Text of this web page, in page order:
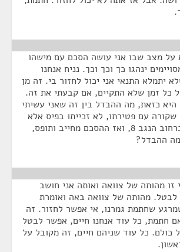
על מצב שבו אני עושה הסכם עם מישהו
ינהגו כך וכך וכך. נניח אנחנו
יתמלא התנאי אני יכול לחזור בי. זה מן
כל זמן שלא התקיים, אם קבעתי את זה.
כזאת, מה ההבדל בין זה שאני עשיתי
עם פטירתו, לא זכייתו בפיס אלא
פטירתו של השכן ברחוב הנגב 8, ואז ההסכם מחייב ותופס,
מה ההבדל?
זו מהותה של צוואה ואותה אני חושב
לבטל. מהותה של צוואה באה ואומרת
שחתמת גמרנו, אי אפשר לחזור. זה
חתמת, כל עוד אנחנו חיים, אפשר לבטל
כולם. כל עוד שניהם חיים, זה מקובל על